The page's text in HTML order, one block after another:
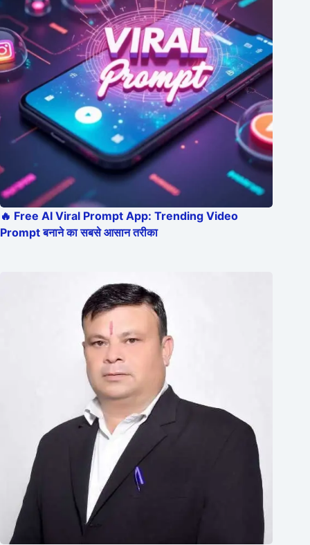
🔥 Free AI Viral Prompt App: Trending Video
Prompt बनाने का सबसे आसान तरीका